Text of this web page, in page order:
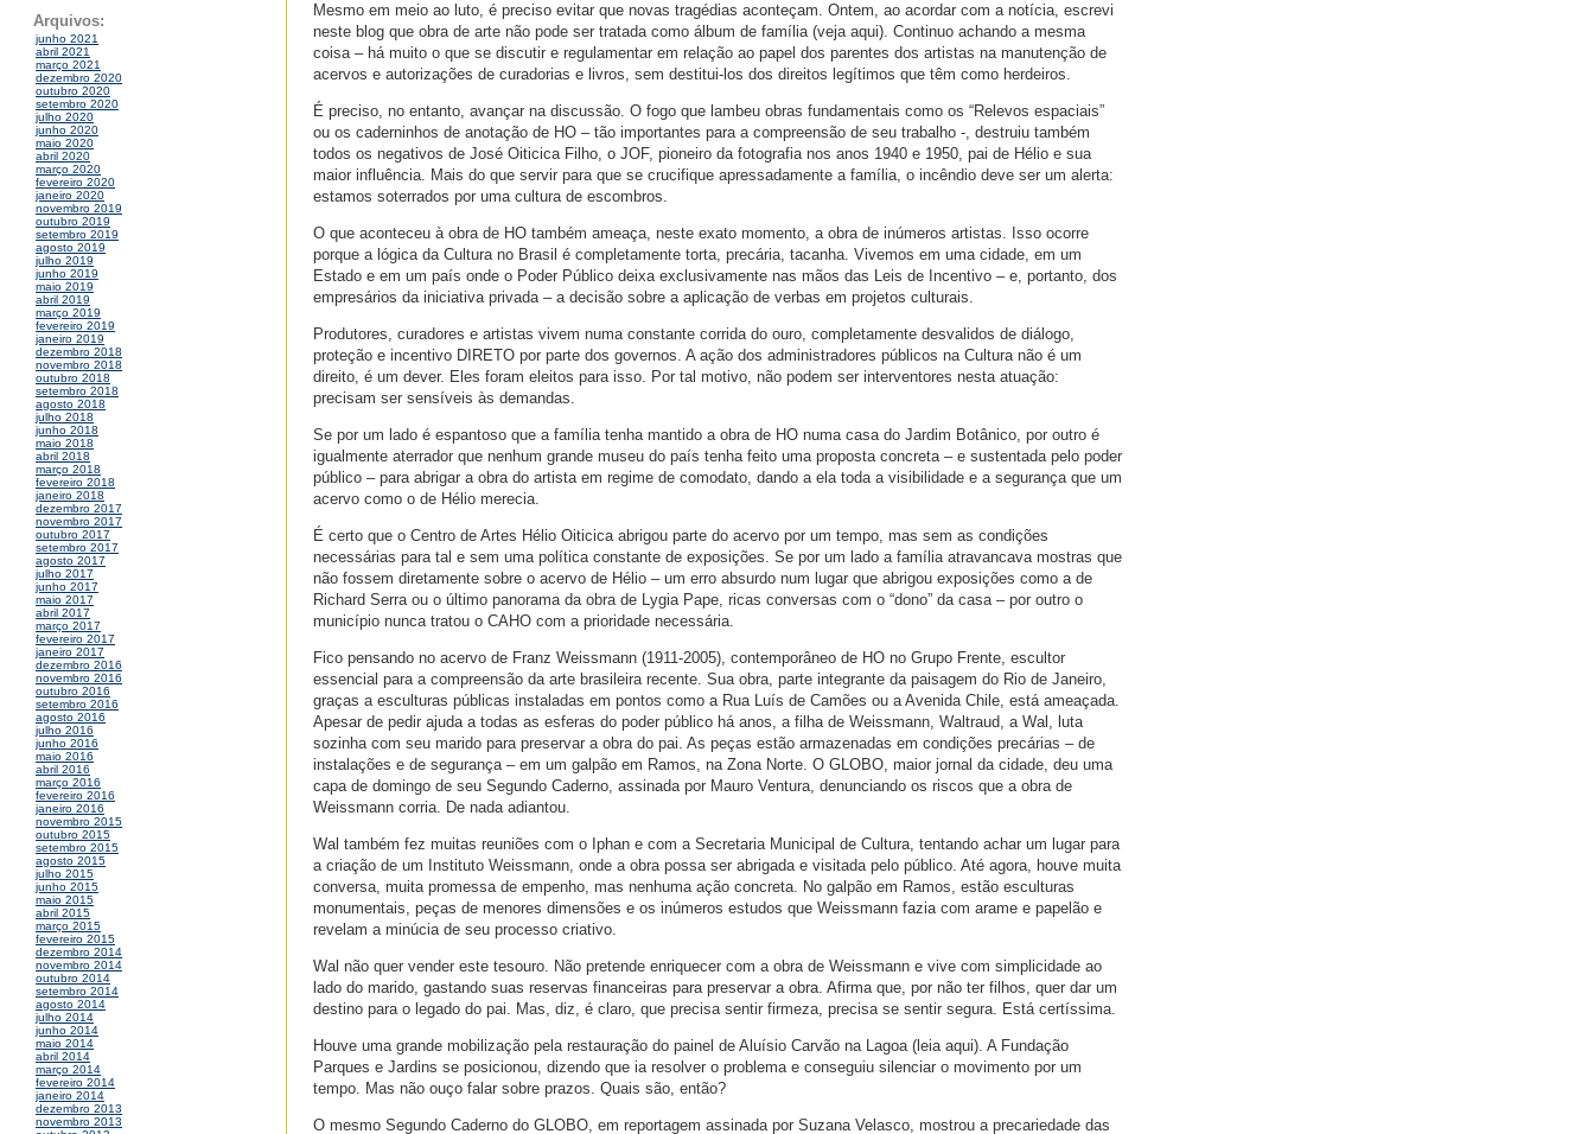
Arquivos:
junho 2021
abril 2021
março 2021
dezembro 2020
outubro 2020
setembro 2020
julho 2020
junho 2020
maio 2020
abril 2020
março 2020
fevereiro 2020
janeiro 2020
novembro 2019
outubro 2019
setembro 2019
agosto 2019
julho 2019
junho 2019
maio 2019
abril 2019
março 2019
fevereiro 2019
janeiro 2019
dezembro 2018
novembro 2018
outubro 2018
setembro 2018
agosto 2018
julho 2018
junho 2018
maio 2018
abril 2018
março 2018
fevereiro 2018
janeiro 2018
dezembro 2017
novembro 2017
outubro 2017
setembro 2017
agosto 2017
julho 2017
junho 2017
maio 2017
abril 2017
março 2017
fevereiro 2017
janeiro 2017
dezembro 2016
novembro 2016
outubro 2016
setembro 2016
agosto 2016
julho 2016
junho 2016
maio 2016
abril 2016
março 2016
fevereiro 2016
janeiro 2016
novembro 2015
outubro 2015
setembro 2015
agosto 2015
julho 2015
junho 2015
maio 2015
abril 2015
março 2015
fevereiro 2015
dezembro 2014
novembro 2014
outubro 2014
setembro 2014
agosto 2014
julho 2014
junho 2014
maio 2014
abril 2014
março 2014
fevereiro 2014
janeiro 2014
dezembro 2013
novembro 2013
Mesmo em meio ao luto, é preciso evitar que novas tragédias aconteçam. Ontem, ao acordar com a notícia, escrevi
neste blog que obra de arte não pode ser tratada como álbum de família (veja aqui). Continuo achando a mesma
coisa – há muito o que se discutir e regulamentar em relação ao papel dos parentes dos artistas na manutenção de
acervos e autorizações de curadorias e livros, sem destitui-los dos direitos legítimos que têm como herdeiros.
É preciso, no entanto, avançar na discussão. O fogo que lambeu obras fundamentais como os “Relevos espaciais”
ou os caderninhos de anotação de HO – tão importantes para a compreensão de seu trabalho -, destruiu também
todos os negativos de José Oiticica Filho, o JOF, pioneiro da fotografia nos anos 1940 e 1950, pai de Hélio e sua
maior influência. Mais do que servir para que se crucifique apressadamente a família, o incêndio deve ser um alerta:
estamos soterrados por uma cultura de escombros.
O que aconteceu à obra de HO também ameaça, neste exato momento, a obra de inúmeros artistas. Isso ocorre
porque a lógica da Cultura no Brasil é completamente torta, precária, tacanha. Vivemos em uma cidade, em um
Estado e em um país onde o Poder Público deixa exclusivamente nas mãos das Leis de Incentivo – e, portanto, dos
empresários da iniciativa privada – a decisão sobre a aplicação de verbas em projetos culturais.
Produtores, curadores e artistas vivem numa constante corrida do ouro, completamente desvalidos de diálogo,
proteção e incentivo DIRETO por parte dos governos. A ação dos administradores públicos na Cultura não é um
direito, é um dever. Eles foram eleitos para isso. Por tal motivo, não podem ser interventores nesta atuação:
precisam ser sensíveis às demandas.
Se por um lado é espantoso que a família tenha mantido a obra de HO numa casa do Jardim Botânico, por outro é
igualmente aterrador que nenhum grande museu do país tenha feito uma proposta concreta – e sustentada pelo poder
público – para abrigar a obra do artista em regime de comodato, dando a ela toda a visibilidade e a segurança que um
acervo como o de Hélio merecia.
É certo que o Centro de Artes Hélio Oiticica abrigou parte do acervo por um tempo, mas sem as condições
necessárias para tal e sem uma política constante de exposições. Se por um lado a família atravancava mostras que
não fossem diretamente sobre o acervo de Hélio – um erro absurdo num lugar que abrigou exposições como a de
Richard Serra ou o último panorama da obra de Lygia Pape, ricas conversas com o “dono” da casa – por outro o
município nunca tratou o CAHO com a prioridade necessária.
Fico pensando no acervo de Franz Weissmann (1911-2005), contemporâneo de HO no Grupo Frente, escultor
essencial para a compreensão da arte brasileira recente. Sua obra, parte integrante da paisagem do Rio de Janeiro,
graças a esculturas públicas instaladas em pontos como a Rua Luís de Camões ou a Avenida Chile, está ameaçada.
Apesar de pedir ajuda a todas as esferas do poder público há anos, a filha de Weissmann, Waltraud, a Wal, luta
sozinha com seu marido para preservar a obra do pai. As peças estão armazenadas em condições precárias – de
instalações e de segurança – em um galpão em Ramos, na Zona Norte. O GLOBO, maior jornal da cidade, deu uma
capa de domingo de seu Segundo Caderno, assinada por Mauro Ventura, denunciando os riscos que a obra de
Weissmann corria. De nada adiantou.
Wal também fez muitas reuniões com o Iphan e com a Secretaria Municipal de Cultura, tentando achar um lugar para
a criação de um Instituto Weissmann, onde a obra possa ser abrigada e visitada pelo público. Até agora, houve muita
conversa, muita promessa de empenho, mas nenhuma ação concreta. No galpão em Ramos, estão esculturas
monumentais, peças de menores dimensões e os inúmeros estudos que Weissmann fazia com arame e papelão e
revelam a minúcia de seu processo criativo.
Wal não quer vender este tesouro. Não pretende enriquecer com a obra de Weissmann e vive com simplicidade ao
lado do marido, gastando suas reservas financeiras para preservar a obra. Afirma que, por não ter filhos, quer dar um
destino para o legado do pai. Mas, diz, é claro, que precisa sentir firmeza, precisa se sentir segura. Está certíssima.
Houve uma grande mobilização pela restauração do painel de Aluísio Carvão na Lagoa (leia aqui). A Fundação
Parques e Jardins se posicionou, dizendo que ia resolver o problema e conseguiu silenciar o movimento por um
tempo. Mas não ouço falar sobre prazos. Quais são, então?
O mesmo Segundo Caderno do GLOBO, em reportagem assinada por Suzana Velasco, mostrou a precariedade das